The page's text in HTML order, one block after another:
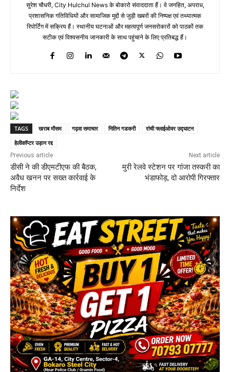
सुरेश चौधरी, City Hulchul News के बोकारो संवाददाता हैं। वे जनहित, अपराध,
प्रशासनिक गतिविधियों और सामाजिक मुद्दों से जुड़ी खबरों की निष्पक्ष एवं तथ्यात्मक
रिपोर्टिंग में सक्रिय हैं। स्थानीय घटनाओं और महत्वपूर्ण जनसरोकारों को पाठकों तक
सटीक एवं विश्वसनीय जानकारी के साथ पहुंचाने के लिए प्रतिबद्ध हैं।
TAGS खराब मौसम गढ़वा समाचार नितिन गडकरी
रांची फ्लाईओवर उद्घाटन
हेलीकॉप्टर उड़ान रद्द
Previous article
डीसी ने की डीएमटीएफ की बैठक,
अवैध खनन पर सख्त कार्रवाई के
निर्देश
Next article
मुरी रेलवे स्टेशन पर गांजा तस्करी का
भंडाफोड़, दो आरोपी गिरफ्तार